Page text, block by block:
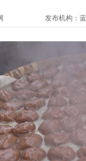
发布机构：